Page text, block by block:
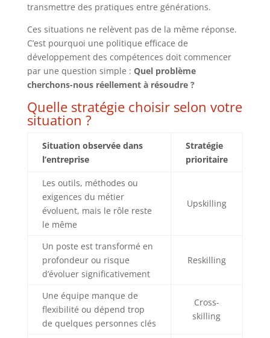
transmettre des pratiques entre générations.
Ces situations ne relèvent pas de la même réponse.
C’est pourquoi une politique efficace de
développement des compétences doit commencer
par une question simple : Quel problème
cherchons-nous réellement à résoudre ?
Quelle stratégie choisir selon votre
situation ?
Situation observée dans
l’entreprise
Stratégie
prioritaire
Les outils, méthodes ou
exigences du métier
évoluent, mais le rôle reste
le même
Upskilling
Un poste est transformé en
profondeur ou risque
d’évoluer significativement
Reskilling
Une équipe manque de
flexibilité ou dépend trop
de quelques personnes clés
Cross-
skilling